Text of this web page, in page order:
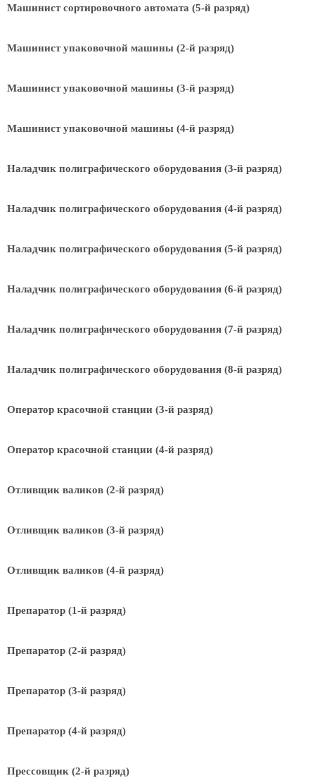
Машинист сортировочного автомата (5-й разряд)
Машинист упаковочной машины (2-й разряд)
Машинист упаковочной машины (3-й разряд)
Машинист упаковочной машины (4-й разряд)
Наладчик полиграфического оборудования (3-й разряд)
Наладчик полиграфического оборудования (4-й разряд)
Наладчик полиграфического оборудования (5-й разряд)
Наладчик полиграфического оборудования (6-й разряд)
Наладчик полиграфического оборудования (7-й разряд)
Наладчик полиграфического оборудования (8-й разряд)
Оператор красочной станции (3-й разряд)
Оператор красочной станции (4-й разряд)
Отливщик валиков (2-й разряд)
Отливщик валиков (3-й разряд)
Отливщик валиков (4-й разряд)
Препаратор (1-й разряд)
Препаратор (2-й разряд)
Препаратор (3-й разряд)
Препаратор (4-й разряд)
Прессовщик (2-й разряд)